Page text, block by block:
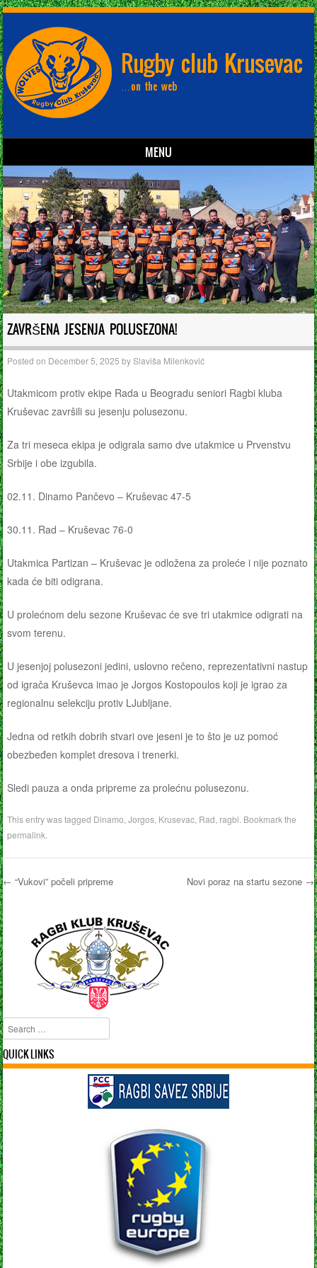
MENU
Skip to content
ZAVRŠENA JESENJA POLUSEZONA!
Posted on December 5, 2025 bySlaviša Milenković
Utakmicom protiv ekipe Rada u Beogradu seniori Ragbi kluba
Kruševac završili su jesenju polusezonu.
Za tri meseca ekipa je odigrala samo dve utakmice u Prvenstvu
Srbije i obe izgubila.
02.11. Dinamo Pančevo – Kruševac 47-5
30.11. Rad – Kruševac 76-0
Utakmica Partizan – Kruševac je odložena za proleće i nije poznato
kada će biti odigrana.
U prolećnom delu sezone Kruševac će sve tri utakmice odigrati na
svom terenu.
U jesenjoj polusezoni jedini, uslovno rečeno, reprezentativni nastup
od igrača Kruševca imao je Jorgos Kostopoulos koji je igrao za
regionalnu selekciju protiv LJubljane.
Jedna od retkih dobrih stvari ove jeseni je to što je uz pomoć
obezbeđen komplet dresova i trenerki.
Sledi pauza a onda pripreme za prolećnu polusezonu.
This entry was tagged Dinamo ,Jorgos Krusevac Rad ragbi . Bookmark the
permalink
← “Vukovi” počeli pripreme Novi poraz na startu sezone →
Search
QUICK LINKS